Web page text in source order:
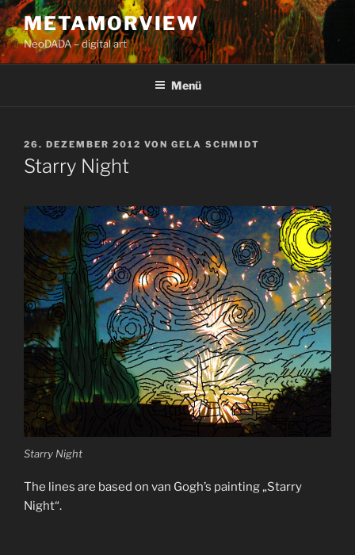
Zum
Inhalt
springen
METAMORVIEW
NeoDADA – digital art
Menü
VERÖFFENTLICHT
AM
26. DEZEMBER 2012 VON GELA SCHMIDT
Starry Night
Starry Night
The lines are based on van Gogh’s painting „Starry
Night“.